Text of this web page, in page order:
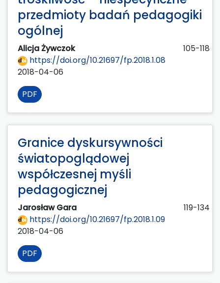
przedmioty badań pedagogiki
ogólnej
Alicja Żywczok
105-118
https://doi.org/10.21697/fp.2018.1.08
2018-04-06
PDF
Granice dyskursywności
światopoglądowej
współczesnej myśli
pedagogicznej
Jarosław Gara
119-134
https://doi.org/10.21697/fp.2018.1.09
2018-04-06
PDF